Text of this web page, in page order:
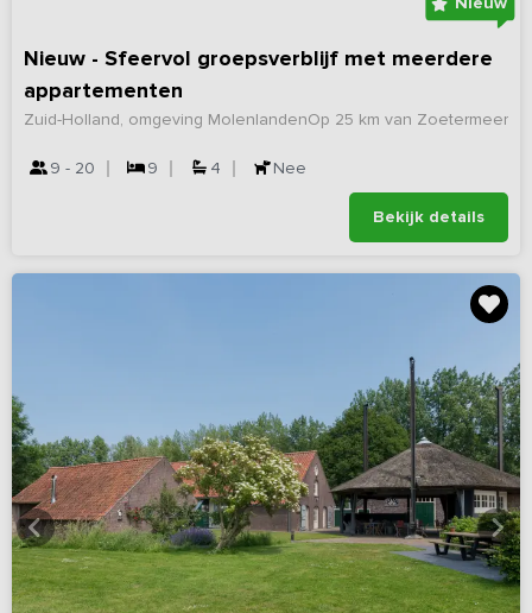
Nieuw - Sfeervol groepsverblijf met meerdere
appartementen
Op 25 km van Zoetermeer
Zuid-Holland, omgeving Molenlanden
9 - 20 9 4 Nee
Bekijk details